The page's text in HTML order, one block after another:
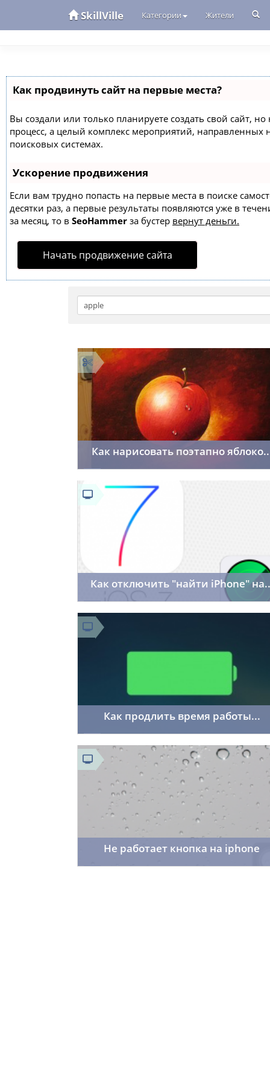
SkillVille Категории Жители
Как продвинуть сайт на первые места?
Вы создали или только планируете создать свой сайт,
процесс, а целый комплекс мероприятий,
поисковых системах.
Ускорение продвижения
Если вам трудно попасть на первые места в поиске
десятки раз, а первые результаты появляются уже в
за месяц, то в SeoHammer за бустер вернут деньги.
Начать продвижение сайта
Как нарисовать поэтапно
Как отключить "найти iPhone"
03.04.2014
Как продлить время работы...
23.02.2014
Не работает кнопка на iphone